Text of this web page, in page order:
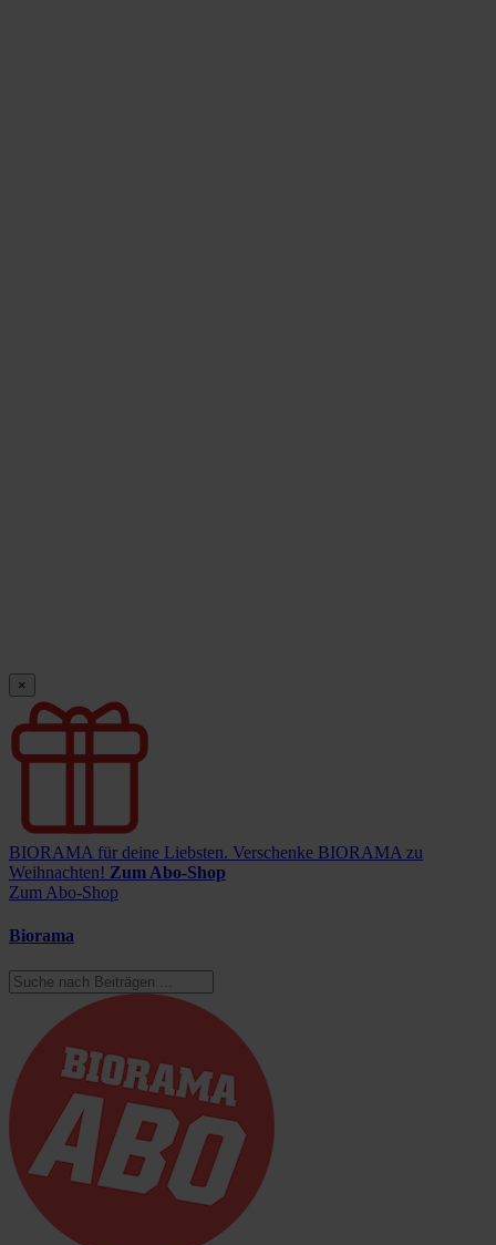
×
BIORAMA für deine Liebsten. Verschenke BIORAMA zu
Weihnachten! Zum Abo-Shop
Zum Abo-Shop
Biorama